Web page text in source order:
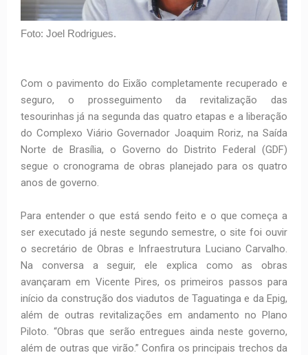
Foto: Joel Rodrigues.
Com o pavimento do Eixão completamente recuperado e
seguro, o prosseguimento da revitalização das
tesourinhas já na segunda das quatro etapas e a liberação
do Complexo Viário Governador Joaquim Roriz, na Saída
Norte de Brasília, o Governo do Distrito Federal (GDF)
segue o cronograma de obras planejado para os quatro
anos de governo.
Para entender o que está sendo feito e o que começa a
ser executado já neste segundo semestre, o site foi ouvir
o secretário de Obras e Infraestrutura Luciano Carvalho.
Na conversa a seguir, ele explica como as obras
avançaram em Vicente Pires, os primeiros passos para
início da construção dos viadutos de Taguatinga e da Epig,
além de outras revitalizações em andamento no Plano
Piloto. “Obras que serão entregues ainda neste governo,
além de outras que virão.” Confira os principais trechos da